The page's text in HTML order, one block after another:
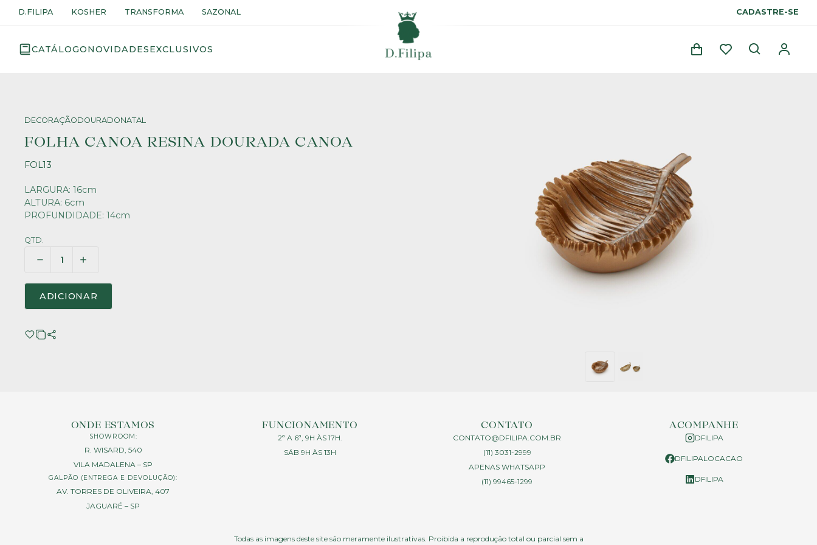
D.FILIPA KOSHER TRANSFORMA SAZONAL CADASTRE-SE
CATÁLOGONOVIDADESEXCLUSIVOS
DECORAÇÃODOURADONATAL
FOLHA CANOA RESINA DOURADA CANOA
FOL13
LARGURA: 16cm
ALTURA: 6cm
PROFUNDIDADE: 14cm
QTD.
ADICIONAR
ONDE ESTAMOS
SHOWROOM:
R. WISARD, 540
VILA MADALENA – SP
GALPÃO (ENTREGA E DEVOLUÇÃO):
AV. TORRES DE OLIVEIRA, 407
JAGUARÉ – SP
FUNCIONAMENTO
2ª A 6ª, 9H ÀS 17H.
SÁB 9H ÀS 13H
CONTATO
CONTATO@DFILIPA.COM.BR
(11) 3031-2999
APENAS WHATSAPP
(11) 99465-1299
ACOMPANHE
DFILIPA
DFILIPALOCACAO
DFILIPA
Todas as imagens deste site são meramente ilustrativas. Proibida a reprodução total ou parcial sem a